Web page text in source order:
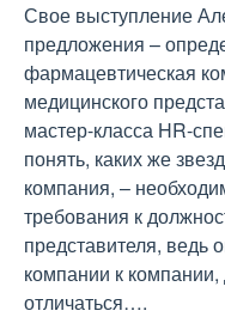
Свое выступление
предложения –
фармацевтическая
медицинского
мастер-класса HR-
понять, каких же
компания, –
требования к
представителя, ведь
компании к
отличаться….